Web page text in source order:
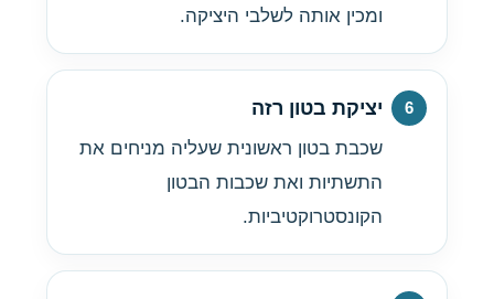
ומכין אותה לשלבי היציקה.
יציקת בטון רזה
שכבת בטון ראשונית שעליה מניחים את
התשתיות ואת שכבות הבטון
הקונסטרוקטיביות.